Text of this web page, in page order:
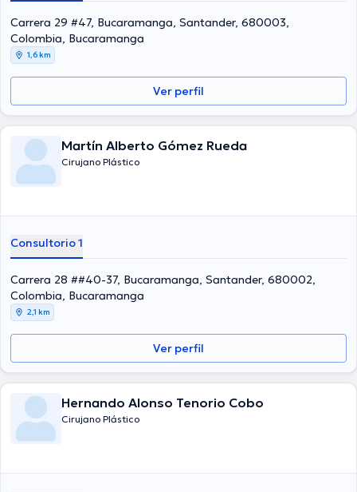
Carrera 29 #47, Bucaramanga, Santander, 680003,
Colombia, Bucaramanga
1,6 km
Ver perfil
Martín Alberto Gómez Rueda
Cirujano Plástico
Consultorio 1
Carrera 28 ##40-37, Bucaramanga, Santander, 680002,
Colombia, Bucaramanga
2,1 km
Ver perfil
Hernando Alonso Tenorio Cobo
Cirujano Plástico